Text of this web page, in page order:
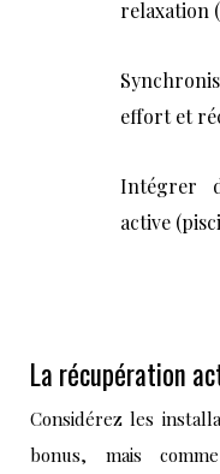
relaxation
effort et
Intégrer
active
La récupération
Considérez les
bonus, mais